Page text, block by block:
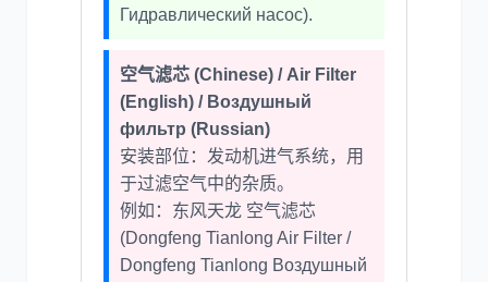
尼桑
Гидравлический насос).
空气滤芯 (Chinese) / Air Filter
(English) / Воздушный
фильтр (Russian)
安装部位：发动机进气系统，用
于过滤空气中的杂质。
例如：东风天龙 空气滤芯
(Dongfeng Tianlong Air Filter /
Dongfeng Tianlong Воздушный